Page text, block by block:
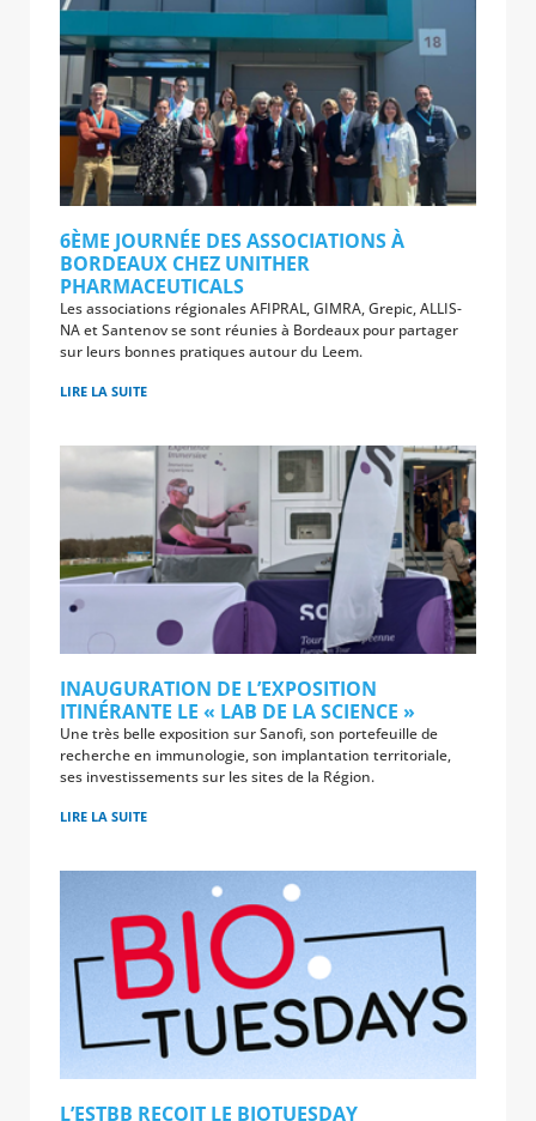
6ÈME JOURNÉE DES ASSOCIATIONS À
BORDEAUX CHEZ UNITHER
PHARMACEUTICALS
Les associations régionales AFIPRAL, GIMRA, Grepic, ALLIS-
NA et Santenov se sont réunies à Bordeaux pour partager
sur leurs bonnes pratiques autour du Leem.
LIRE LA SUITE
INAUGURATION DE L’EXPOSITION
ITINÉRANTE LE « LAB DE LA SCIENCE »
Une très belle exposition sur Sanofi, son portefeuille de
recherche en immunologie, son implantation territoriale,
ses investissements sur les sites de la Région.
LIRE LA SUITE
L’ESTBB RECOIT LE BIOTUESDAY